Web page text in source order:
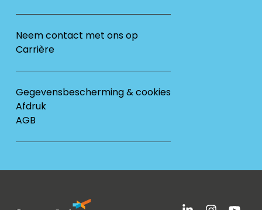
Neem contact met ons op
Carrière
Gegevensbescherming & cookies
Afdruk
AGB